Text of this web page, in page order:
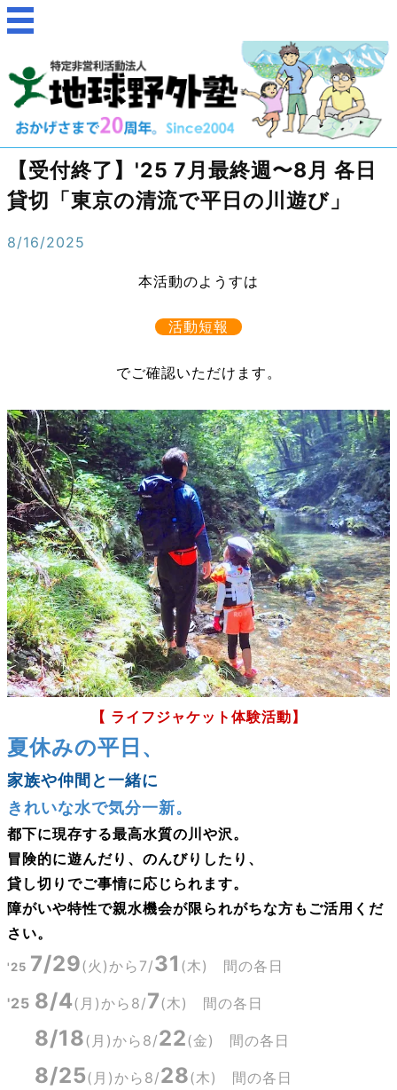
【受付終了】'25 7月最終週〜8月 各日
貸切「東京の清流で平日の川遊び」
8/16/2025
本活動のようすは
活動短報
でご確認いただけます。
【 ライフジャケット体験活動】
夏休みの平日、
家族や仲間と一緒に
きれいな水で気分一新。
都下に現存する最高水質の川や沢。
冒険的に遊んだり、のんびりしたり、
貸し切りでご事情に応じられます。
障がいや特性で親水機会が限られがちな方もご活用くだ
さい。
'25 7/29(火)から7/31 (木) 間の各日
'25 8/4(月)から 8/7(木) 間の各日
8/18(月)から 8/22(金) 間の各日
8/25(月)から 8/28(木) 間の各日